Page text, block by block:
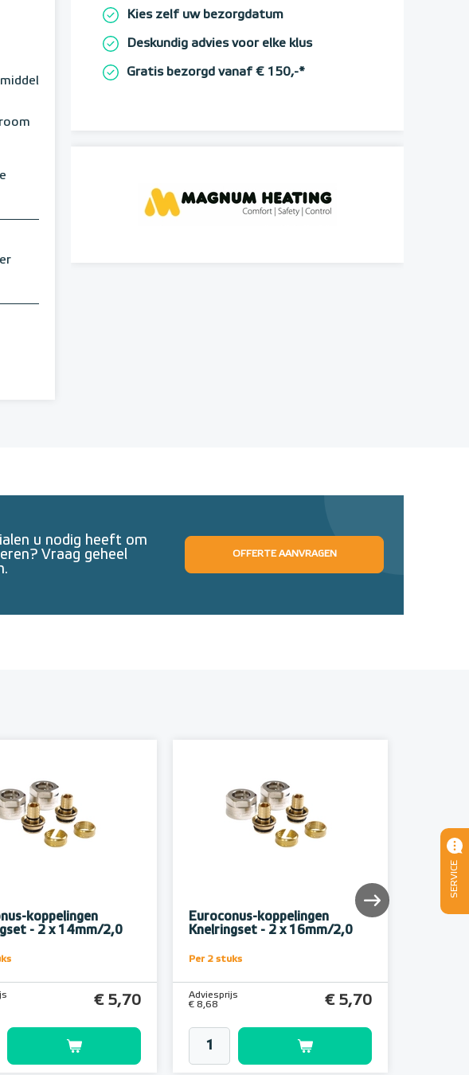
Kies zelf uw bezorgdatum
Deskundig advies voor elke klus
Gratis bezorgd vanaf € 150,-*
u nodig heeft om
Vraag geheel
OFFERTE AANVRAGEN
koppelingen
- 2 x 14mm/2,0
€ 5,70
Euroconus-koppelingen
Knelringset - 2 x 16mm/2,0
Per 2 stuks
Adviesprijs
€ 8,68
€ 5,70
SERVICE